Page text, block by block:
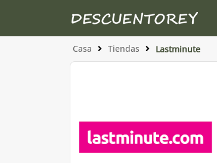
Casa Tiendas Lastminute